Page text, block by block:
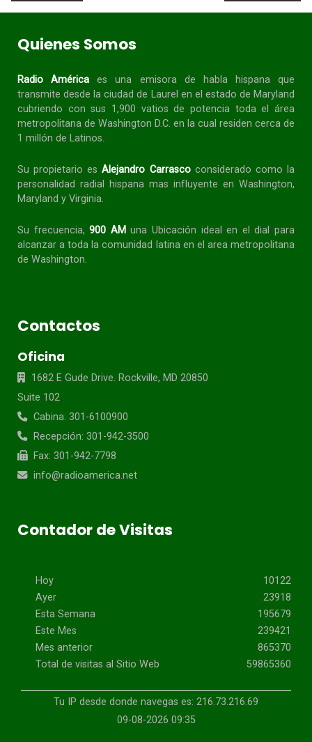
Quienes Somos
Radio América es una emisora de habla hispanaque
transmite desde la ciudad de Laurel en el estado de Maryland
cubriendo con sus 1,900 vatios de potencia toda el área
metropolitana de Washington D.C. en la cual residen cerca de
1 millón de Latinos.
Su propietario esAlejandro Carrascoconsiderado como la
personalidad radial
hispana mas influyente en Washington,
Maryland y Virginia.
Su frecuencia, 900 AM una Ubicación ideal en el dial para
alcanzar a toda lacomunidad latina en el area metropolitana
de Washington.
Contactos
Oficina
1682 E Gude Drive. Rockville, MD 20850
Suite 102
Cabina: 301-6100900
Recepción: 301-942-3500
Fax: 301-942-7798
info@radioamerica.net
Contador de Visitas
Hoy
Ayer
Esta Semana
Este Mes
Mes anterior
Total de visitas al Sitio Web
10122
23918
195679
239421
865370
59865360
Tu IP desde donde navegas es: 216.73.216.69
09-08-2026 09:35